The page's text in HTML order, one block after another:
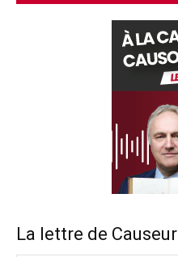
La lettre de Causeur